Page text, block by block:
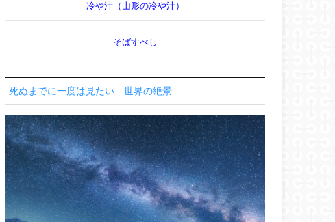
冷や汁（山形の冷や汁）
そばすべし
死ぬまでに一度は見たい 世界の絶景